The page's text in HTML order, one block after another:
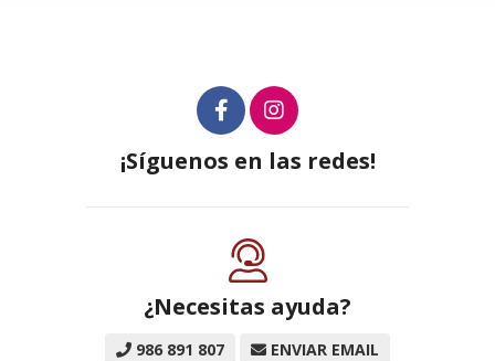
¡Síguenos en las redes!
¿Necesitas ayuda?
986 891 807 ENVIAR EMAIL